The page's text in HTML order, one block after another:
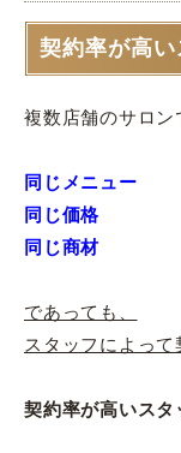
契約率が高
複数店舗のサロン
同じメニュー
同じ価格
同じ商材
であっても、
スタッフによって
契約率が高いスタ